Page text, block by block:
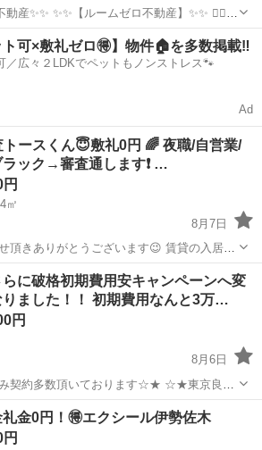
産✨✨ ✨✨【ルームゼロ不動産】✨✨ 🙇‍♂️
サービ
様に 高評価を頂いて...
駅 マンション 物件
ト可×敷礼ゼロ🉐】物件🏠を多数掲載‼️
／広々２LDKでペットもノンストレス🐾
Ad
トースくん😇敷礼0円 🌈 夜職/自営業/
ック→審査通します❗️ …
㎡
8月7日
りがとうございます😉 賃貸の入居審
が不安で一歩踏み出せないあなた ご安心
マンション 物件
に破格初期費用安キャンペーンへ変
りました！！ 初期費用なんと3万…
円
8月6日
契約多数頂いております☆★ ☆★東京良い
☆★ 他にも民泊物件、事業用
ございますのでお気軽にご連絡ください
駅 マンション
金0円！🉐エクシール伊勢佐木